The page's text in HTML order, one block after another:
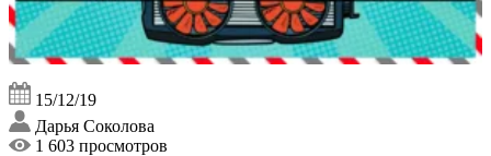
15/12/19
Дарья Соколова
1 603 просмотров